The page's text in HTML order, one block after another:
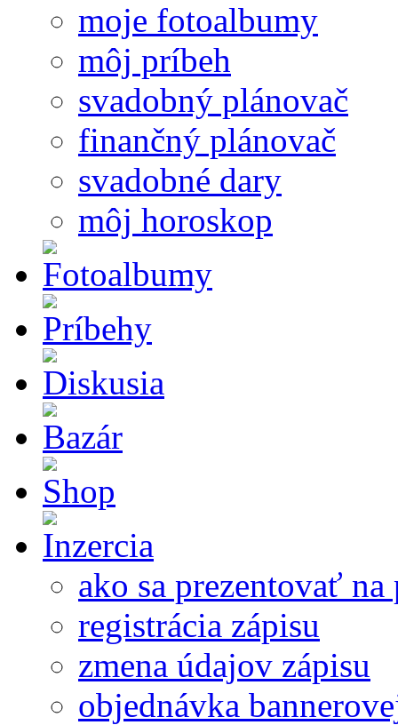
moje fotoalbumy
môj príbeh
svadobný plánovač
finančný plánovač
svadobné dary
môj horoskop
ako sa prezentovať
registrácia zápisu
zmena údajov zápisu
objednávka